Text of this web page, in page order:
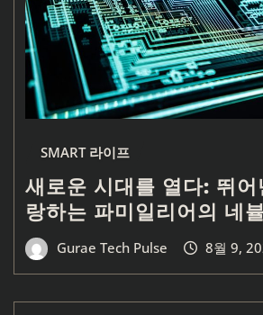
SMART 라이프
새로운 시대를 열다: 뛰
랑하는 파미일리어의 네
Gurae Tech Pulse 8월 9,